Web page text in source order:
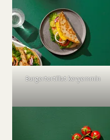
Burgertortillat kevyemmin